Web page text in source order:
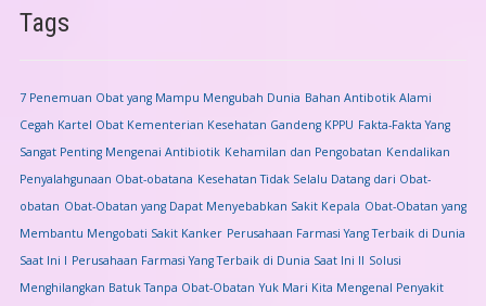
Tags
7 Penemuan Obat yang Mampu Mengubah Dunia Bahan Antibotik Alami
Cegah Kartel Obat Kementerian Kesehatan Gandeng KPPU Fakta-Fakta Yang
Sangat Penting Mengenai Antibiotik Kehamilan dan Pengobatan Kendalikan
Penyalahgunaan Obat-obatana Kesehatan Tidak Selalu Datang dari Obat-
obatan Obat-Obatan yang Dapat Menyebabkan Sakit Kepala Obat-Obatan yang
Membantu Mengobati Sakit Kanker Perusahaan Farmasi Yang Terbaik di Dunia
Saat Ini I Perusahaan Farmasi Yang Terbaik di Dunia Saat Ini II Solusi
Menghilangkan Batuk Tanpa Obat-Obatan Yuk Mari Kita Mengenal Penyakit